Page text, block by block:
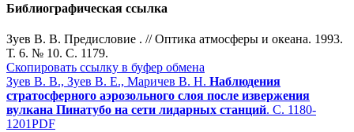
Библиографическая ссылка
Зуев В. В. Предисловие . // Оптика атмосферы и океана. 1993.
Т. 6. № 10. С. 1179.
Скопировать ссылку в буфер обмена
Зуев В. В., Зуев В. Е., Маричев В. Н. Наблюдения
стратосферного аэрозольного слоя после извержения
вулкана Пинатубо на сети лидарных станций. С. 1180-
1201PDF